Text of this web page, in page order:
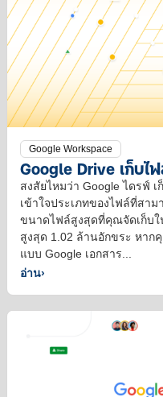
Google Workspace
Google Drive เก็บไฟ
สงสัยไหมว่า Google ไดรฟ์
เข้าใจประเภทของไฟล์ที่สา
ขนาดไฟล์สูงสุดที่คุณจัดเก็บใ
สูงสุด 1.02 ล้านอักขระ หาก
แบบ Google เอกสาร...
อ่าน›